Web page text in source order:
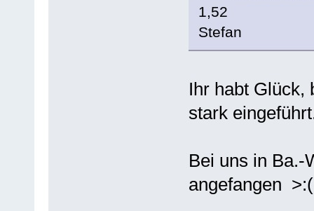
1,52
Stefan
Ihr habt Glück,
stark
Bei uns in Ba.-
angefangen >:(